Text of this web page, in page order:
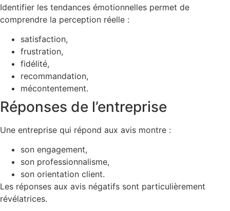
Identifier les tendances émotionnelles permet de
comprendre la perception réelle :
satisfaction,
frustration,
fidélité,
recommandation,
mécontentement.
Réponses de l’entreprise
Une entreprise qui répond aux avis montre :
son engagement,
son professionnalisme,
son orientation client.
Les réponses aux avis négatifs sont particulièrement
révélatrices.